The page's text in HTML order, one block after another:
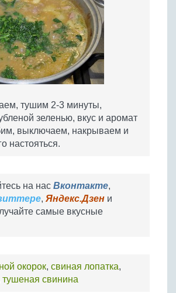
тушим 2-3 минуты,
зеленью, вкус и аромат
выключаем, накрываем и
настояться.
на нас Вконтакте,
, Яндекс.Дзен и
самые вкусные
окорок, свиная лопатка,
тушеная свинина